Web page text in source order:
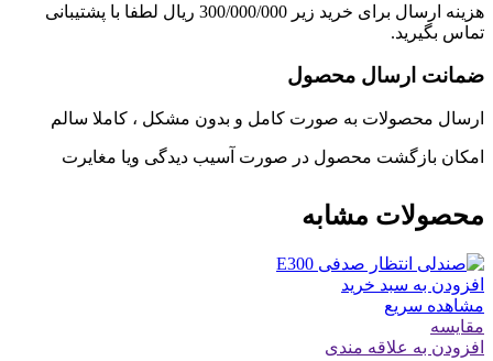
هزینه ارسال برای خرید زیر 300/000/000 ریال لطفا با پشتیبانی
تماس بگیرید.
ضمانت ارسال محصول
ارسال محصولات به صورت کامل و بدون مشکل ، کاملا سالم
امکان بازگشت محصول در صورت آسیب دیدگی ویا مغایرت
محصولات مشابه
افزودن به سبد خرید
مشاهده سریع
مقایسه
افزودن به علاقه مندی